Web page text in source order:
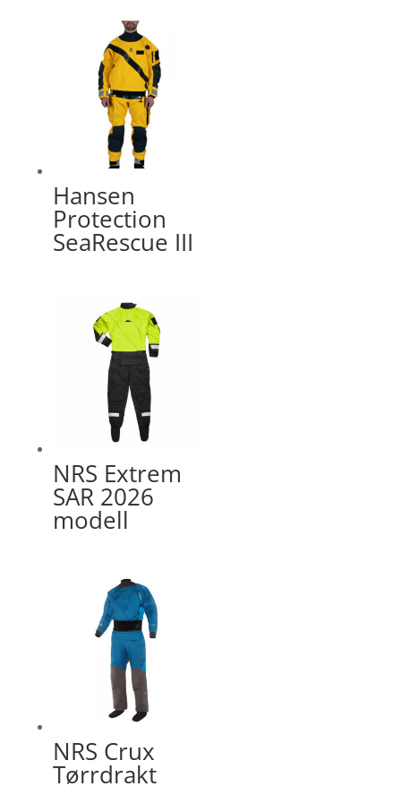
Hansen
Protection
SeaRescue III
NRS Extrem
SAR 2026
modell
NRS Crux
Tørrdrakt